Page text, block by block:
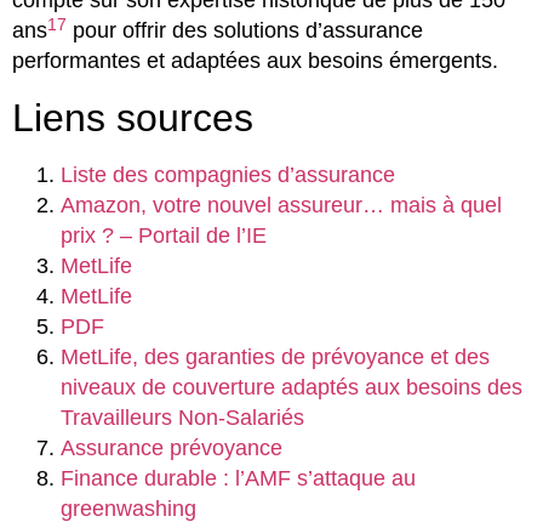
ans17 pour offrir des solutions d’assurance
performantes et adaptées aux besoins émergents.
Liens sources
Liste des compagnies d’assurance
Amazon, votre nouvel assureur… mais à quel
prix ? – Portail de l’IE
MetLife
MetLife
PDF
MetLife, des garanties de prévoyance et des
niveaux de couverture adaptés aux besoins des
Travailleurs Non-Salariés
Assurance prévoyance
Finance durable : l’AMF s’attaque au
greenwashing